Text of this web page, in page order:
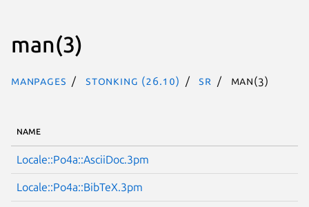
man(3)
Manpages stonking (26.10) sr man(3)
NAME
Locale::Po4a::AsciiDoc.3pm
Locale::Po4a::BibTeX.3pm